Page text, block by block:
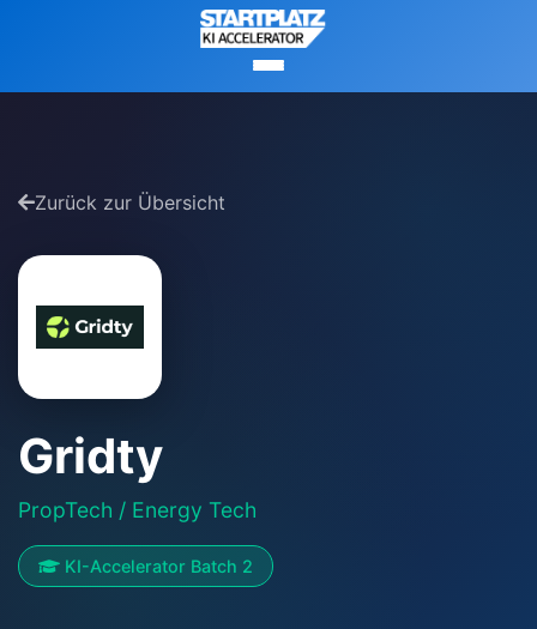
Zurück zur Übersicht
Gridty
PropTech / Energy Tech
KI-Accelerator Batch 2